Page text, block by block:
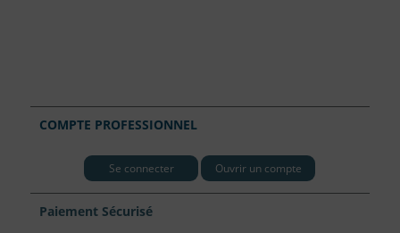
COMPTE PROFESSIONNEL
Se connecter Ouvrir un compte
Paiement Sécurisé